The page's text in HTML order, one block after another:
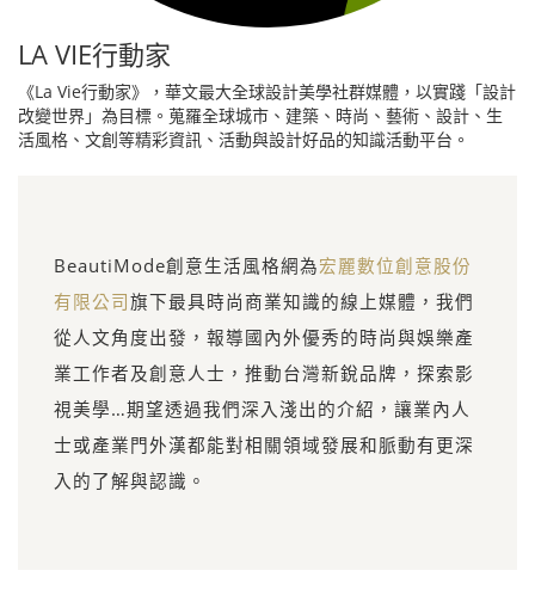
LA VIE行動家
《La Vie行動家》，華文最大全球設計美學社群媒體，以實踐「設計
改變世界」為目標。蒐羅全球城市、建築、時尚、藝術、設計、生
活風格、文創等精彩資訊、活動與設計好品的知識活動平台。
BeautiMode創意生活風格網為宏麗數位創意股份
有限公司旗下最具時尚商業知識的線上媒體，我們
從人文角度出發，報導國內外優秀的時尚與娛樂產
業工作者及創意人士，推動台灣新銳品牌，探索影
視美學…期望透過我們深入淺出的介紹，讓業內人
士或產業門外漢都能對相關領域發展和脈動有更深
入的了解與認識。